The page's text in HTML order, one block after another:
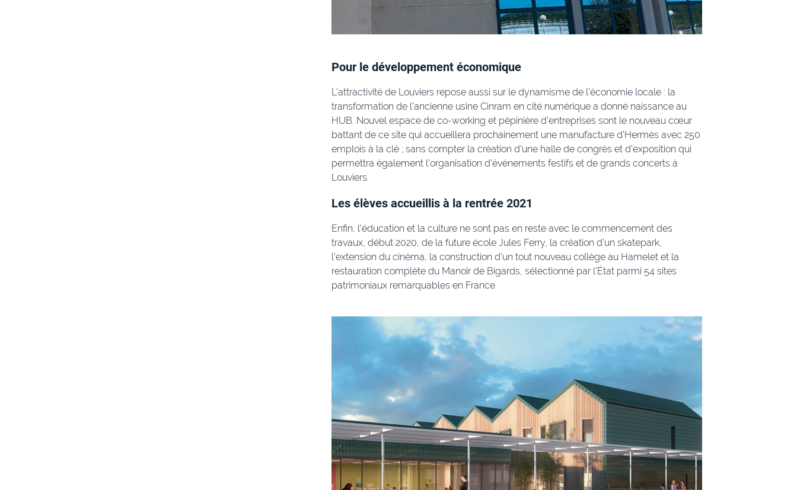
Pour le développement économique
L’attractivité de Louviers repose aussi sur le dynamisme de l’économie locale : la
transformation de l’ancienne usine Cinram en cité numérique a donné naissance au
HUB. Nouvel espace de co-working et pépinière d’entreprises sont le nouveau cœur
battant de ce site qui accueillera prochainement une manufacture d’Hermès avec 250
emplois à la clé ; sans compter la création d’une halle de congrès et d’exposition qui
permettra également l’organisation d’événements festifs et de grands concerts à
Louviers.
Les élèves accueillis à la rentrée 2021
Enfin, l’éducation et la culture ne sont pas en reste avec le commencement des
travaux, début 2020, de la future école Jules Ferry, la création d’un skatepark,
l’extension du cinéma, la construction d’un tout nouveau collège au Hamelet et la
restauration complète du Manoir de Bigards, sélectionné par l’État parmi 54 sites
patrimoniaux remarquables en France.